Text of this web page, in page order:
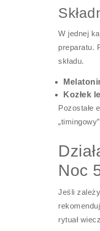
W jednej
preparatu.
składu.
Kozłek
Pozostałe
Noc
Jeśli
rytuał